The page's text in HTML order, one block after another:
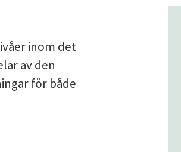
inom det
av den
för både